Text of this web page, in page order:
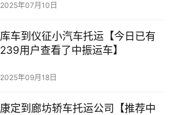
2025年07月10日
库车到仪征小汽车托运【今日已有
239用户查看了中振运车】
2025年09月18日
康定到廊坊轿车托运公司【推荐中